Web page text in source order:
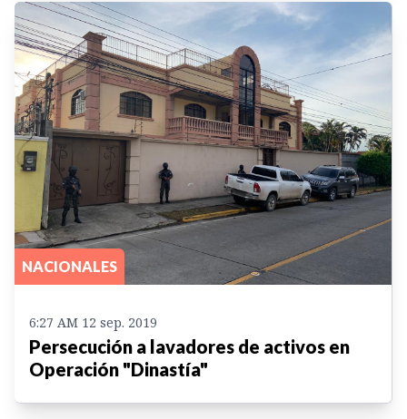
NACIONALES
6:27 AM 12 sep. 2019
Persecución a lavadores de activos en
Operación "Dinastía"